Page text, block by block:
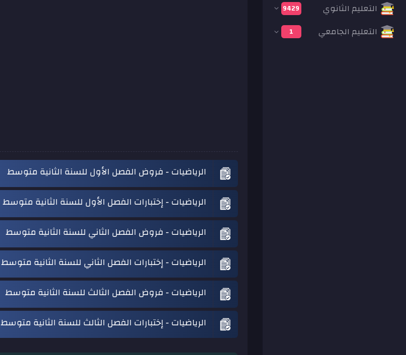
التعليم الثانوي 9429
التعليم الجامعي 1
الرياضيات - فروض الفصل الأول للسنة الثانية متوسط
الرياضيات - إختبارات الفصل الأول للسنة الثانية متوسط
الرياضيات - فروض الفصل الثاني للسنة الثانية متوسط
الرياضيات - إختبارات الفصل الثاني للسنة الثانية متوسط
الرياضيات - فروض الفصل الثالث للسنة الثانية متوسط
الرياضيات - إختبارات الفصل الثالث للسنة الثانية متوسط